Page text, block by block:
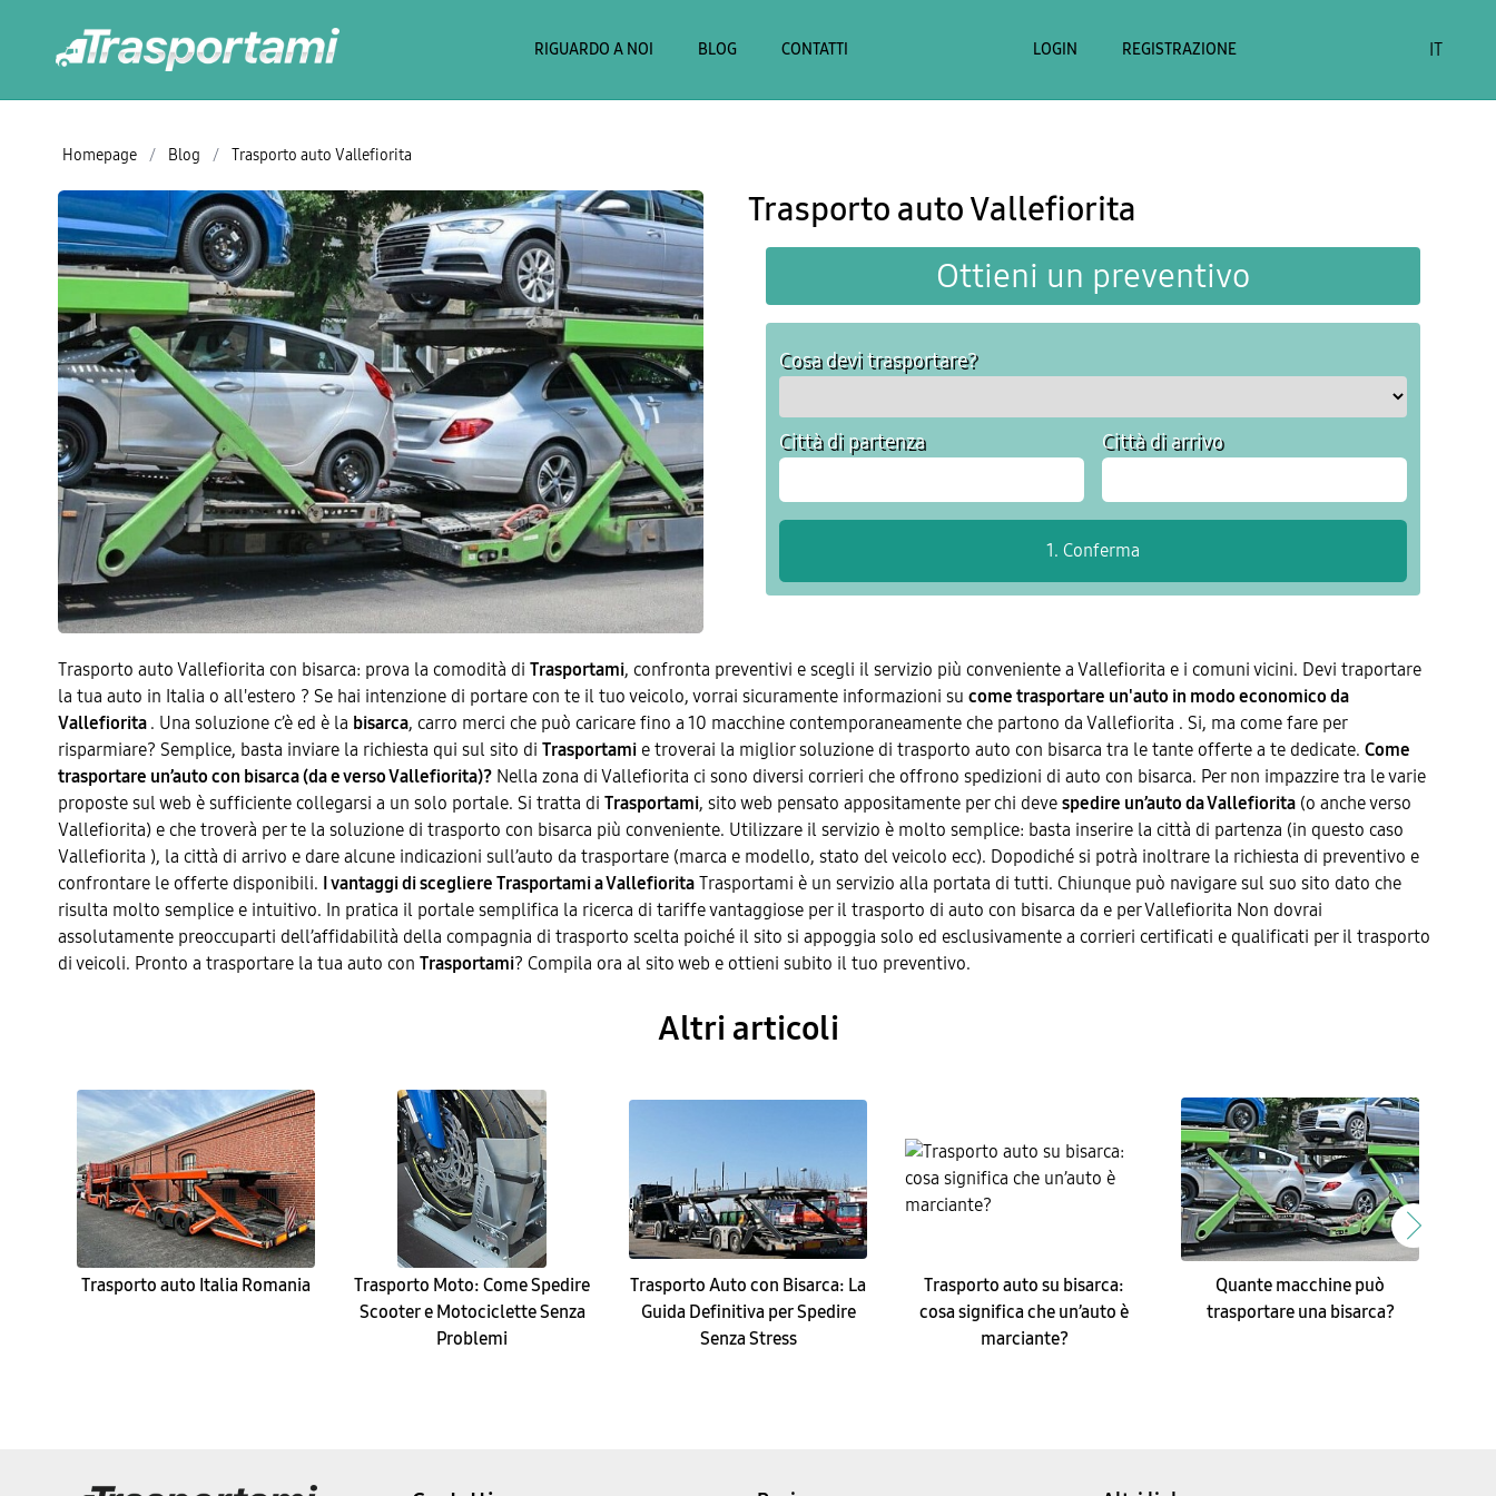
RIGUARDO A NOI BLOG CONTATTI LOGIN REGISTRAZIONE IT
Homepage / Blog / Trasporto auto Vallefiorita
Trasporto auto Vallefiorita
Ottieni un preventivo
Cosa devi trasportare?
Città di partenza Città di arrivo
Trasporto auto Vallefiorita con bisarca: prova la comodità di Trasportami, confronta preventivi e scegli il servizio più conveniente a Vallefiorita e i comuni vicini. Devi traportare
la tua auto in Italia o all'estero ? Se hai intenzione di portare con te il tuo veicolo, vorrai sicuramente informazioni su come trasportare un'auto in modo economico da
Vallefiorita . Una soluzione c’è ed è la bisarca, carro merci che può caricare fino a 10 macchine contemporaneamente che partono da Vallefiorita . Si, ma come fare per
risparmiare? Semplice, basta inviare la richiesta qui sul sito di Trasportami e troverai la miglior soluzione di trasporto auto con bisarca tra le tante offerte a te dedicate. Come
trasportare un’auto con bisarca (da e verso Vallefiorita)? Nella zona di Vallefiorita ci sono diversi corrieri che offrono spedizioni di auto con bisarca. Per non impazzire tra le varie
proposte sul web è sufficiente collegarsi a un solo portale. Si tratta di Trasportami, sito web pensato appositamente per chi deve spedire un’auto da Vallefiorita (o anche verso
Vallefiorita) e che troverà per te la soluzione di trasporto con bisarca più conveniente. Utilizzare il servizio è molto semplice: basta inserire la città di partenza (in questo caso
Vallefiorita ), la città di arrivo e dare alcune indicazioni sull’auto da trasportare (marca e modello, stato del veicolo ecc). Dopodiché si potrà inoltrare la richiesta di preventivo e
confrontare le offerte disponibili.
I vantaggi di scegliere Trasportami a Vallefiorita Trasportami è un servizio alla portata di tutti. Chiunque può navigare sul suo sito dato che
risulta molto semplice e intuitivo. In pratica il portale semplifica la ricerca di tariffe vantaggiose per il trasporto di auto con bisarca da e per Vallefiorita Non dovrai
assolutamente preoccuparti dell’affidabilità della compagnia di trasporto scelta poiché il sito si appoggia solo ed esclusivamente a corrieri certificati e qualificati per il trasporto
di veicoli. Pronto a trasportare la tua auto con Trasportami? Compila ora al sito web e ottieni subito il tuo preventivo.
Altri articoli
Trasporto auto Italia Romania
Trasporto Moto: Come Spedire
Scooter e Motociclette Senza
Problemi
Trasporto Auto con Bisarca: La
Guida Definitiva per Spedire
Senza Stress
Trasporto auto su bisarca:
cosa significa che un’auto è
marciante?
Quante macchine può
trasportare una bisarca?